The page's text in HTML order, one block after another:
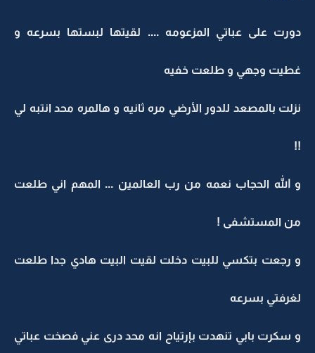
دورت على عباتي المزعومه .... لقيتها لبستها بسرعه و
غطيت وجهي و طلعت خفيه
نزلت بالمصعد للدور الأرضي مره ثانيه و هالمره محد انتبه لي
!!
و الله الحجاب نعمه من رب العالمين ... المهم اني طلعت
من المستشفى !
و رجعت بتكسي للبيت دخلت لقيت البيت هادي جدا طلعت
لغرفتي بسرعه
و سكرت بابي تنهدت بإرتياح انه محد درى عني فصخت عباتي